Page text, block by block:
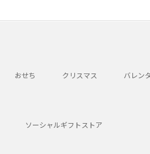
おせち クリスマス バレン
ソーシャルギフトストア